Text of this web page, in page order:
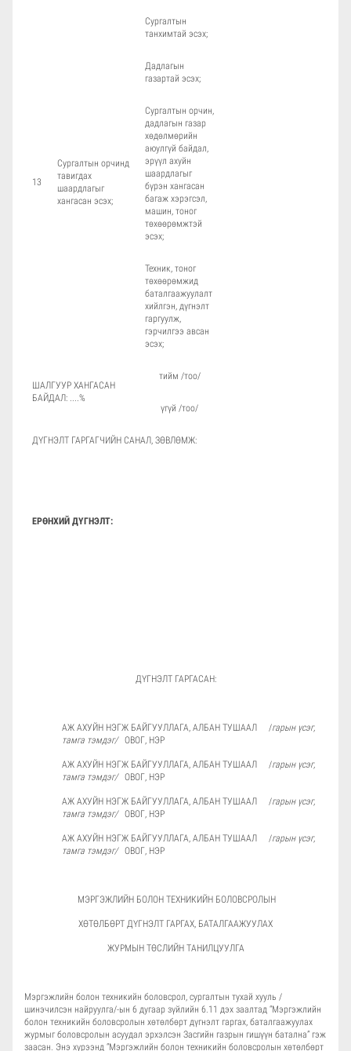
13
Сургалтын орчинд
тавигдах
шаардлагыг
хангасан эсэх;
Сургалтын
танхимтай эсэх;
Дадлагын
газартай эсэх;
Сургалтын орчин,
дадлагын газар
хөдөлмөрийн
аюулгүй байдал,
эрүүл ахуйн
шаардлагыг
бүрэн хангасан
багаж хэрэгсэл,
машин, тоног
төхөөрөмжтэй
эсэх;
Техник, тоног
төхөөрөмжид
баталгаажуулалт
хийлгэн, дүгнэлт
гаргуулж,
гэрчилгээ авсан
эсэх;
ШАЛГУУР ХАНГАСАН
БАЙДАЛ: ....%
тийм /тоо/
үгүй /тоо/
ДҮГНЭЛТ ГАРГАГЧИЙН САНАЛ, ЗӨВЛӨМЖ:
ЕРӨНХИЙ ДҮГНЭЛТ:
ДҮГНЭЛТ ГАРГАСАН:
АЖ АХУЙН НЭГЖ БАЙГУУЛЛАГА, АЛБАН ТУШААЛ /гарын үсэг,
тамга тэмдэг/ОВОГ, НЭР
АЖ АХУЙН НЭГЖ БАЙГУУЛЛАГА, АЛБАН ТУШААЛ /гарын үсэг,
тамга тэмдэг/ОВОГ, НЭР
АЖ АХУЙН НЭГЖ БАЙГУУЛЛАГА, АЛБАН ТУШААЛ /гарын үсэг,
тамга тэмдэг/ОВОГ, НЭР
АЖ АХУЙН НЭГЖ БАЙГУУЛЛАГА, АЛБАН ТУШААЛ /гарын үсэг,
тамга тэмдэг/ОВОГ, НЭР
МЭРГЭЖЛИЙН БОЛОН ТЕХНИКИЙН БОЛОВСРОЛЫН
ХӨТӨЛБӨРТ ДҮГНЭЛТ ГАРГАХ, БАТАЛГААЖУУЛАХ
ЖУРМЫН ТӨСЛИЙН ТАНИЛЦУУЛГА
Мэргэжлийн болон техникийн боловсрол, сургалтын тухай хууль /
шинэчилсэн найруулга/-ын 6 дугаар зүйлийн 6.11 дэх заалтад “Мэргэжлийн
болон техникийн боловсролын хөтөлбөрт дүгнэлт гаргах, баталгаажуулах
журмыг боловсролын асуудал эрхэлсэн Засгийн газрын гишүүн батална” гэж
заасан. Энэ хүрээнд “Мэргэжлийн болон техникийн боловсролын хөтөлбөрт